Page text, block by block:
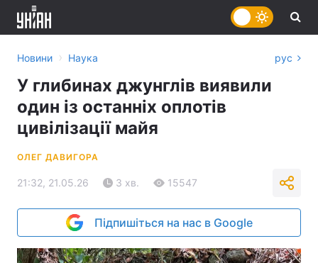
Новини › Наука рус
У глибинах джунглів виявили
один із останніх оплотів
цивілізації майя
ОЛЕГ ДАВИГОРА
21:32, 21.05.26 3 хв. 15547
Підпишіться на нас в Google